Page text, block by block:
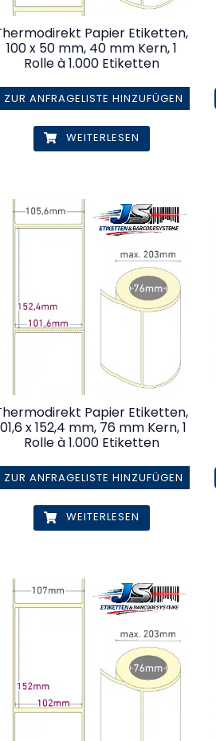
Papier Etiketten,
100 x 50 mm, 40 mm Kern, 1
Rolle à 1.000 Etiketten
ZUR ANFRAGELISTE HINZUFÜGEN
WEITERLESEN
Papier Etiketten,
x 152,4 mm, 76 mm Kern, 1
Rolle à 1.000 Etiketten
ZUR ANFRAGELISTE HINZUFÜGEN
WEITERLESEN